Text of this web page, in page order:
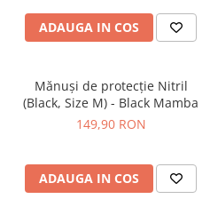
ADAUGA IN COS
Mănuşi de protecţie Nitril
(Black, Size M) - Black Mamba
149,90 RON
ADAUGA IN COS